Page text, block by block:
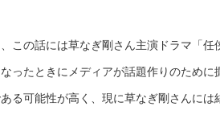
、この話には草なぎ剛さん主演ドラマ「任
ったときにメディアが話題作りのために
る可能性が高く、現に草なぎ剛さんには